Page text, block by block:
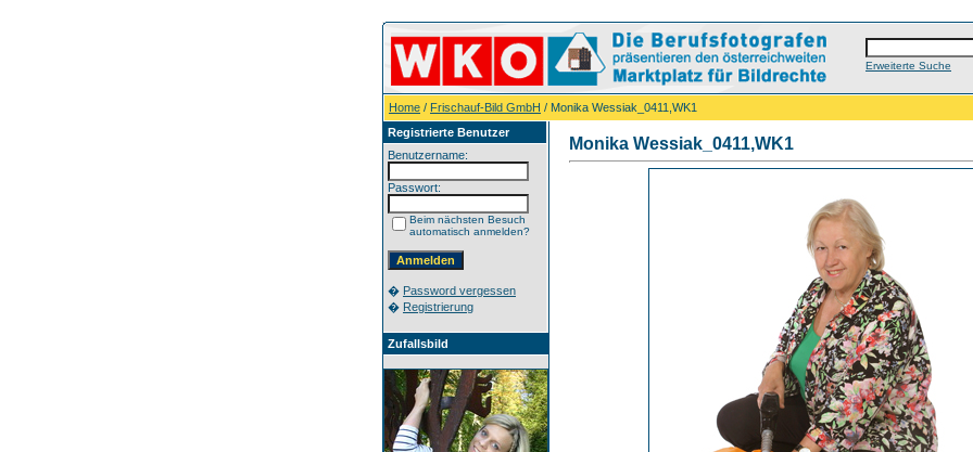
Erweiterte Suche
Home / Frischauf-Bild GmbH / Monika Wessiak_0411,WK1
Registrierte Benutzer
Benutzername:
Passwort:
Beim nächsten Besuch
automatisch anmelden?
� Password vergessen
� Registrierung
Zufallsbild
Monika Wessiak_0411,WK1